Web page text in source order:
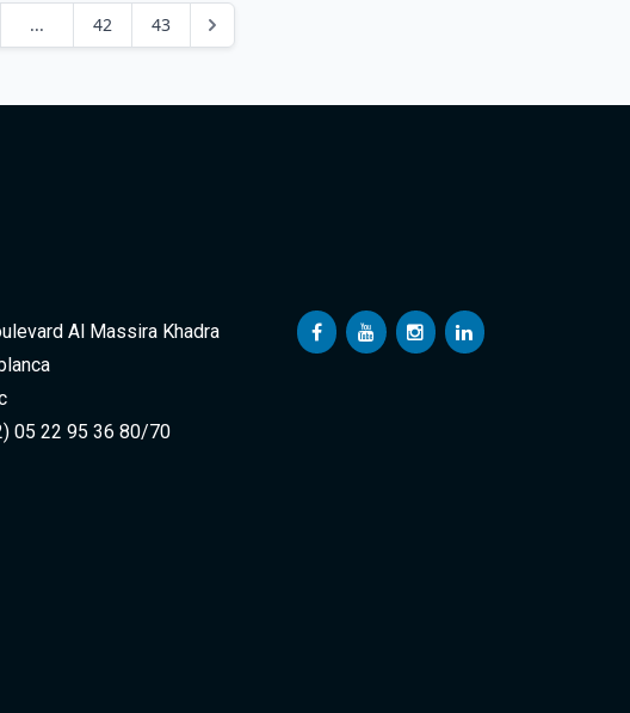
... 42 43
Al Massira Khadra
05 22 95 36 80/70